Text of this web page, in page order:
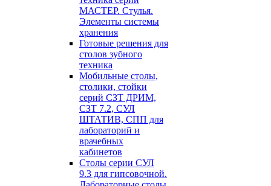
МАСТЕР. Стулья.
Элементы системы
хранения
Готовые решения для
столов зубного
техника
Мобильные столы,
столики, стойки
серий СЗТ ДРИМ,
СЗТ 7.2, СУЛ
ШТАТИВ, СПП для
лабораторий и
врачебных
кабинетов
Столы серии СУЛ
9.3 для гипсовочной.